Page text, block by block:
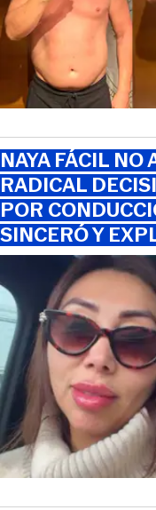
NAYA FÁCIL NO
RADICAL
POR
SINCERÓ Y